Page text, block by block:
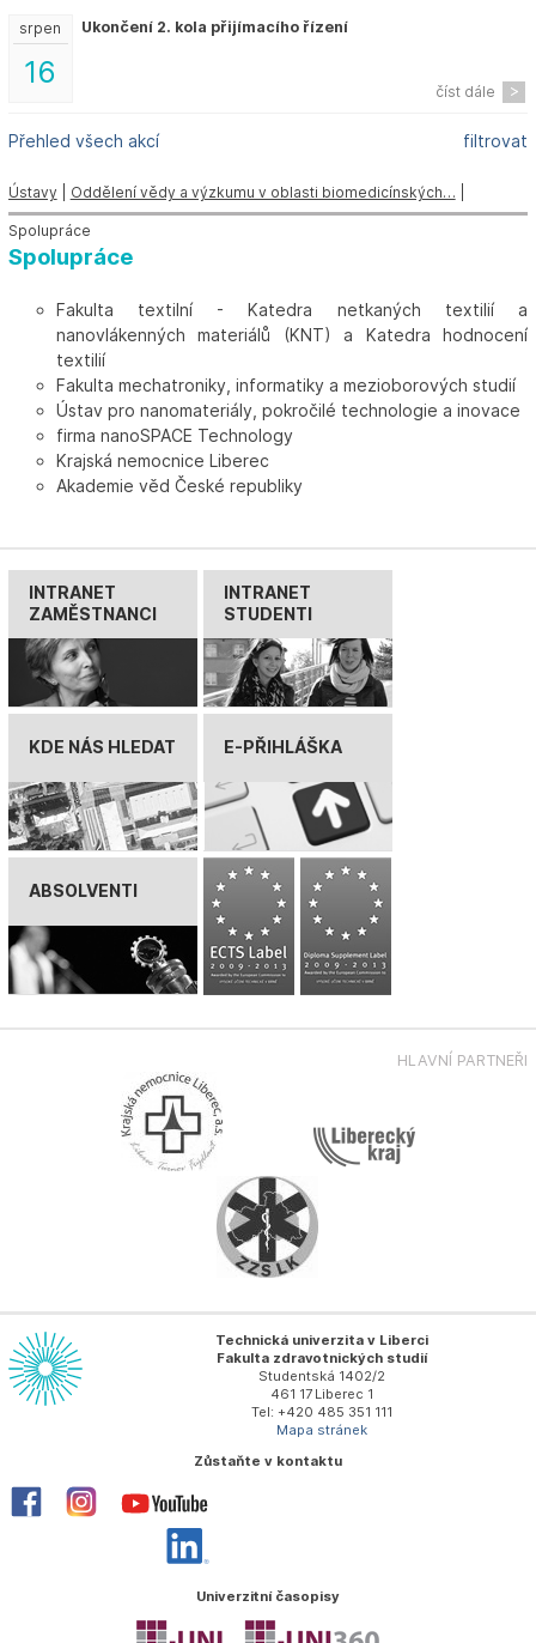
16
srpen Ukončení 2. kola přijímacího řízení
číst dále
Přehled všech akcí filtrovat
Ústavy Oddělení vědy a výzkumu v oblasti biomedicínských…
Spolupráce
Spolupráce
Fakulta textilní - Katedra netkaných textilií a
nanovlákenných materiálů (KNT) a Katedra hodnocení
textilií
Fakulta mechatroniky, informatiky a mezioborových studií
Ústav pro nanomateriály, pokročilé technologie a inovace
firma nanoSPACE Technology
Krajská nemocnice Liberec
Akademie věd České republiky
INTRANET
ZAMĚSTNANCI
INTRANET
STUDENTI
KDE NÁS HLEDAT E-PŘIHLÁŠKA
ABSOLVENTI
HLAVNÍ PARTNEŘI
Technická univerzita v Liberci
Fakulta zdravotnických studií
Studentská 1402/2
461 17 Liberec 1
Tel: +420 485 351 111
Mapa stránek
Zůstaňte v kontaktu
Univerzitní časopisy